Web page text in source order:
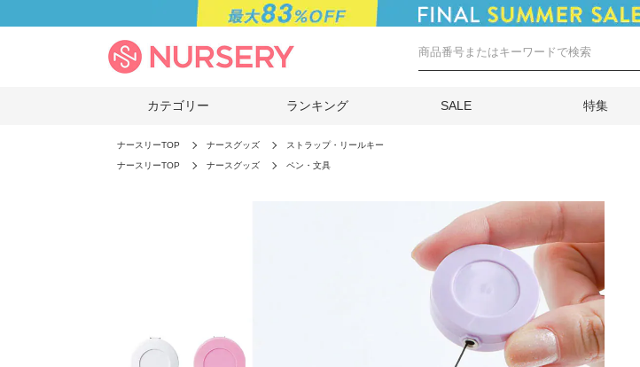
カテゴリー ランキング SALE 特集
ナースリーTOP ナースグッズ ストラップ・リールキー
ナースリーTOP ナースグッズ ペン・文具